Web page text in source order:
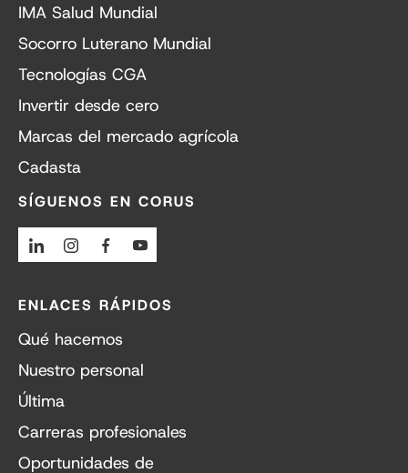
IMA Salud Mundial
Socorro Luterano Mundial
Tecnologías CGA
Invertir desde cero
Marcas del mercado agrícola
Cadasta
SÍGUENOS EN CORUS
LinkedinInstagramFacebook
ENLACES RÁPIDOS
Qué hacemos
Nuestro personal
Última
Carreras profesionales
Oportunidades de